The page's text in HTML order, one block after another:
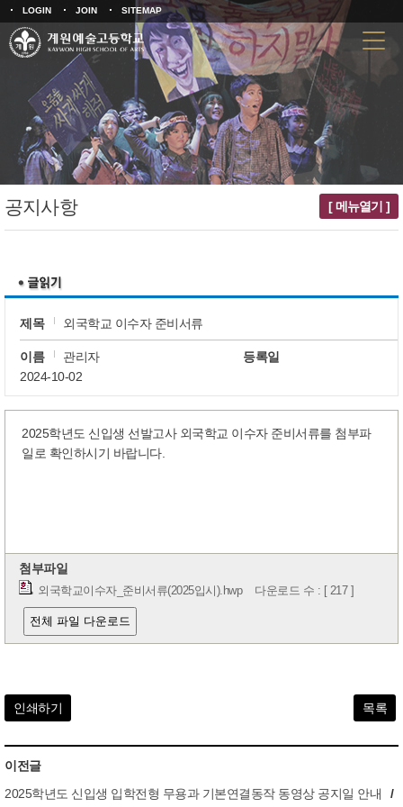
LOGIN JOIN SITEMAP
공지사항 [ 메뉴열기 ]
제목 외국학교 이수자 준비서류
이름 관리자
등록일
2024-10-02
2025학년도 신입생 선발고사 외국학교 이수자 준비서류를 첨부파
일로 확인하시기 바랍니다.
첨부파일
외국학교이수자_준비서류(2025입시).hwp다운로드 수 : [ 217 ]
전체 파일 다운로드
인쇄하기 목록
이전글
2025학년도 신입생 입학전형 무용과 기본연결동작 동영상 공지일 안내
/